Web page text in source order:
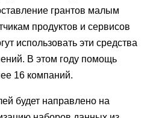
грантов малым
продуктов и сервисов
использовать эти средства
В этом году помощь
16 компаний.
будет направлено на